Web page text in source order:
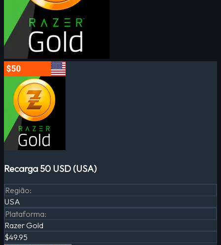
Recarga 50 USD (USA)
Região:
USA
Plataforma:
Razer Gold
$49.95